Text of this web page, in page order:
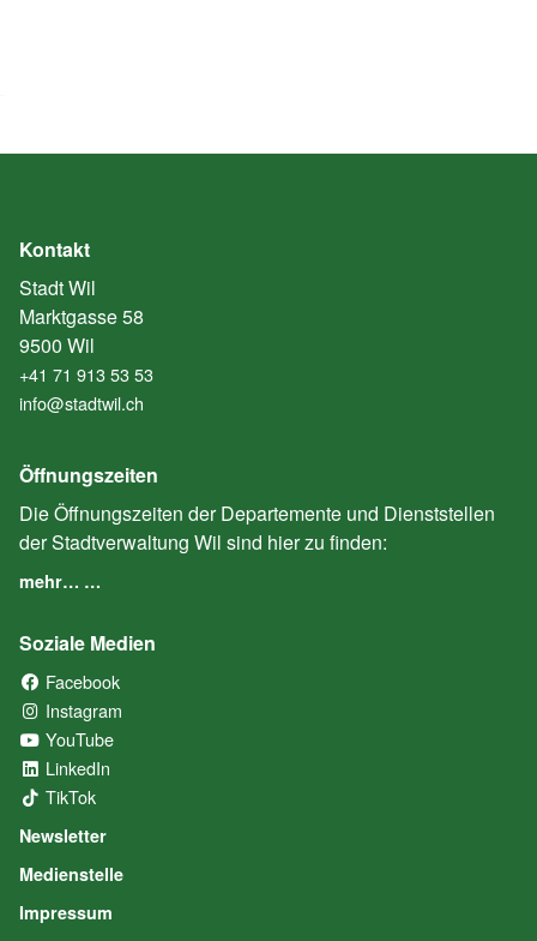
Kontakt
Stadt Wil
Marktgasse 58
9500 Wil
+41 71 913 53 53
info@stadtwil.ch
Öffnungszeiten
Die Öffnungszeiten der Departemente und Dienststellen
der Stadtverwaltung Wil sind hier zu finden:
mehr… …
Soziale Medien
Facebook
Instagram
YouTube
LinkedIn
TikTok
Newsletter
Medienstelle
Impressum